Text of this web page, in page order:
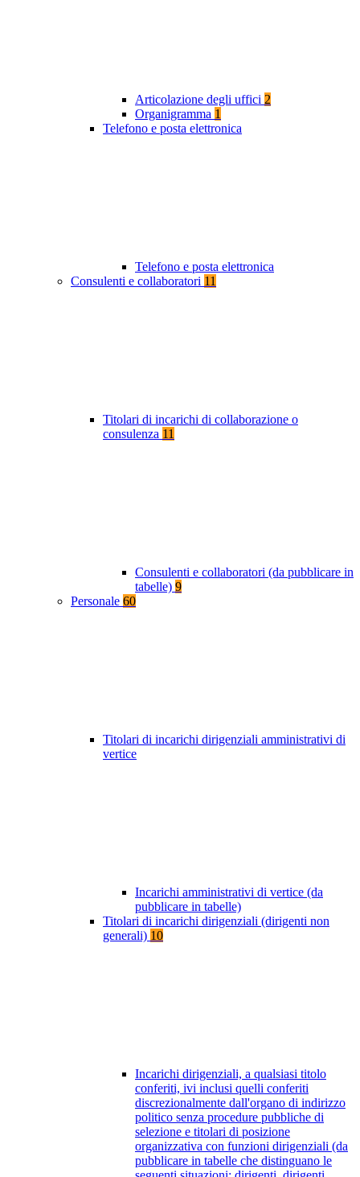
Articolazione degli uffici 2
Organigramma 1
Telefono e posta elettronica
Telefono e posta elettronica
Consulenti e collaboratori 11
Titolari di incarichi di collaborazione o
consulenza 11
Consulenti e collaboratori (da pubblicare in
tabelle) 9
Personale 60
Titolari di incarichi dirigenziali amministrativi di
vertice
Incarichi amministrativi di vertice (da
pubblicare in tabelle)
Titolari di incarichi dirigenziali (dirigenti non
generali) 10
Incarichi dirigenziali, a qualsiasi titolo
conferiti, ivi inclusi quelli conferiti
discrezionalmente dall'organo di indirizzo
politico senza procedure pubbliche di
selezione e titolari di posizione
organizzativa con funzioni dirigenziali (da
pubblicare in tabelle che distinguano le